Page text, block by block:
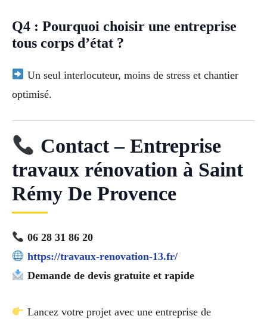
Q4 : Pourquoi choisir une entreprise
tous corps d’état ?
Un seul interlocuteur, moins de stress et chantier
optimisé.
Contact – Entreprise
travaux rénovation à Saint
Rémy De Provence
06 28 31 86 20
https://travaux-renovation-13.fr/
Demande de devis gratuite et rapide
Lancez votre projet avec une entreprise de